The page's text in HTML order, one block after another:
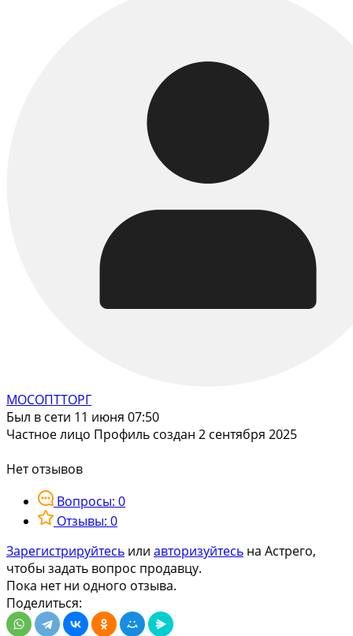
МОСОПТТОРГ
Был в сети 11 июня 07:50
Частное лицо Профиль создан 2 сентября 2025
Нет отзывов
Вопросы: 0
Отзывы: 0
Зарегистрируйтесь или авторизуйтесь на Астрего,
чтобы задать вопрос продавцу.
Пока нет ни одного отзыва.
Поделиться: